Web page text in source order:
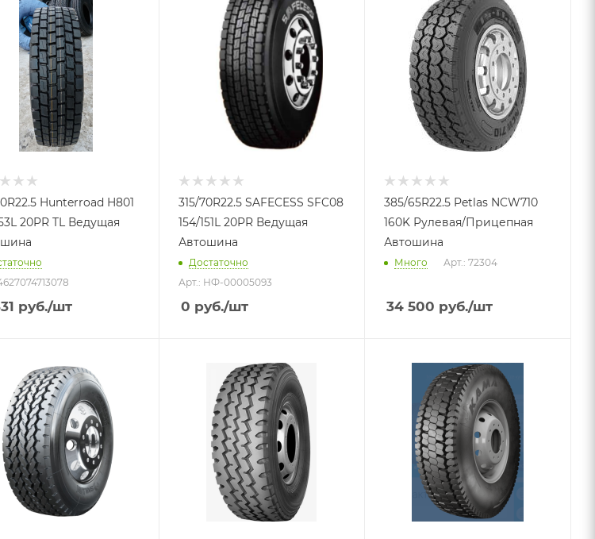
Hunterroad H801
20PR TL Ведущая
руб./шт
315/70R22.5 SAFECESS SFC08
154/151L 20PR Ведущая
Автошина
Достаточно
Арт.: НФ-00005093
0 руб./шт
385/65R22.5 Petlas NCW710
160K Рулевая/Прицепная
Автошина
Много Арт.: 72304
34 500 руб./шт